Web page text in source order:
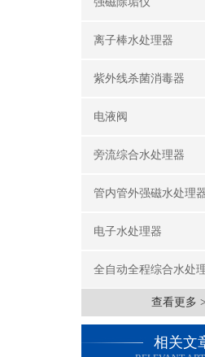
离子棒水处理器
紫外线杀菌消毒器
电液阀
旁流综合水处理器
管内管外强磁水处理
电子水处理器
全自动全程综合水处
查看更多
相关文